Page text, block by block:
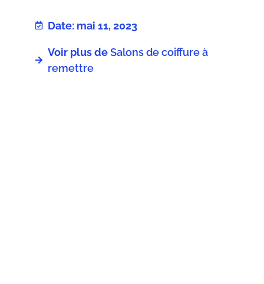
Date: mai 11, 2023
Voir plus deSalons de coiffure à
remettre